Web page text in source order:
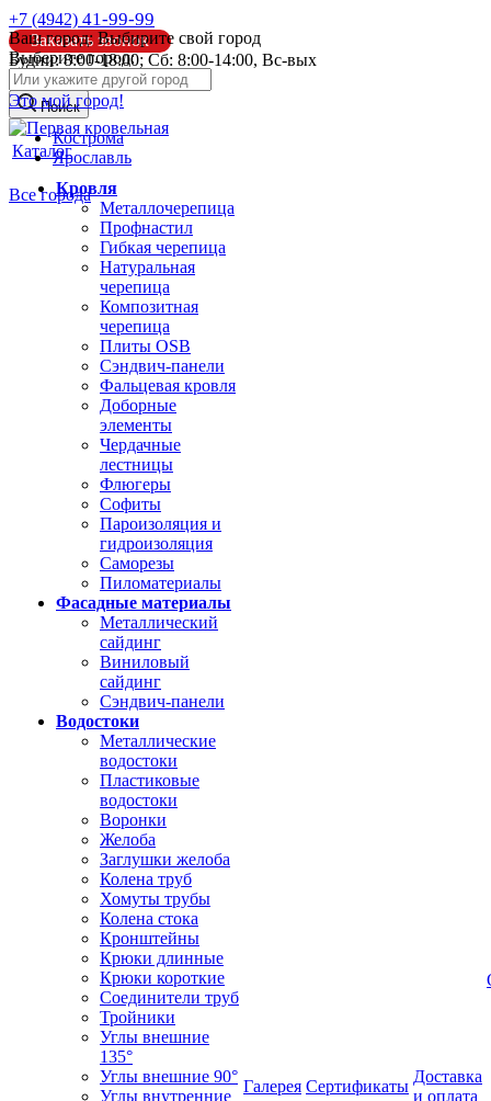
Ваш город: Выбирите свой город
Выберите город:
Это мой город!
Кострома
Ярославль
Все города
+7 (4942) 41-99-99
Заказать звонок
Будни: 8:00-18:00; Сб: 8:00-14:00, Вс-вых
info@pk44.ru
Поиск
Каталог
Кровля
Металлочерепица
Профнастил
Гибкая черепица
Натуральная
черепица
Композитная
черепица
Плиты OSB
Сэндвич-панели
Фальцевая кровля
Доборные
элементы
Чердачные
лестницы
Флюгеры
Софиты
Пароизоляция и
гидроизоляция
Саморезы
Пиломатериалы
Фасадные материалы
Металлический
сайдинг
Виниловый
сайдинг
Сэндвич-панели
Водостоки
Металлические
водостоки
Пластиковые
водостоки
Воронки
Желоба
Заглушки желоба
Колена труб
Хомуты трубы
Колена стока
Кронштейны
Крюки длинные
Крюки короткие
Соединители труб
Тройники
Углы внешние
135°
Углы внешние 90°
Углы внутренние
Галерея Сертификаты
Доставка
и оплата